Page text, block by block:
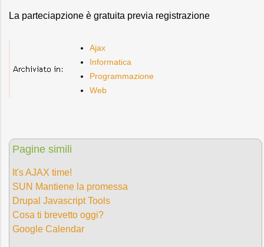
La parteciapzione è gratuita previa registrazione
Ajax
Informatica
Programmazione
Web
Pagine simili
It's AJAX time!
SUN Mantiene la promessa
Drupal Javascript Tools
Cosa ti brevetto oggi?
Google Calendar